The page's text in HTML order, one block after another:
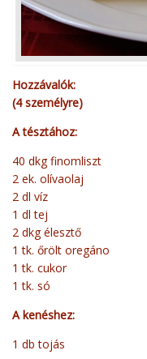
Hozzávalók:
(4 személyre)
A tésztához:
40 dkg finomliszt
2 ek. olívaolaj
2 dl víz
1 dl tej
2 dkg élesztő
1 tk. őrölt oregáno
1 tk. cukor
1 tk. só
A kenéshez:
1 db tojás